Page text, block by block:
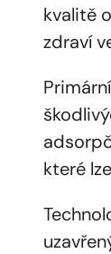
kvalitě
zdraví
které